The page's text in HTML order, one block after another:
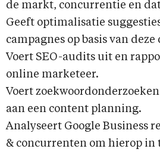
de markt, concurrentie en
Geeft optimalisatie
campagnes op basis van deze
Voert SEO-audits uit en
online marketeer.
Voert
aan een content planning.
Analyseert Google Business
& concurrenten om hierop in